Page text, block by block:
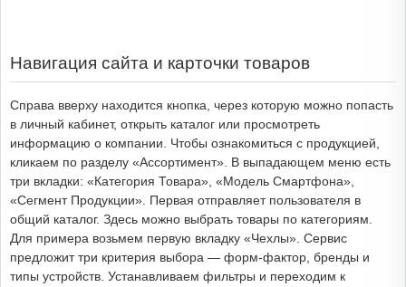
Навигация сайта и карточки товаров
Справа вверху находится кнопка, через которую можно попасть
в личный кабинет, открыть каталог или просмотреть
информацию о компании. Чтобы ознакомиться с продукцией,
кликаем по разделу «Ассортимент». В выпадающем меню есть
три вкладки: «Категория Товара», «Модель Смартфона»,
«Сегмент Продукции». Первая отправляет пользователя в
общий каталог. Здесь можно выбрать товары по категориям.
Для примера возьмем первую вкладку «Чехлы». Сервис
предложит три критерия выбора — форм-фактор, бренды и
типы устройств. Устанавливаем фильтры и переходим к